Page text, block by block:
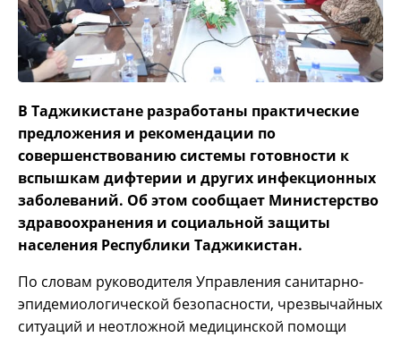
В Таджикистане разработаны практические
предложения и рекомендации по
совершенствованию системы готовности к
вспышкам дифтерии и других инфекционных
заболеваний. Об этом сообщает Министерство
здравоохранения и социальной защиты
населения Республики Таджикистан.
По словам руководителя Управления санитарно-
эпидемиологической безопасности, чрезвычайных
ситуаций и неотложной медицинской помощи